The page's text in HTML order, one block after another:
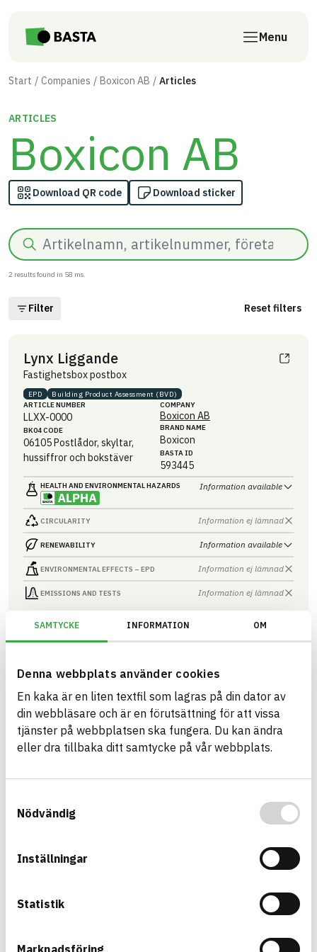
SAMTYCKE INFORMATION OM
Denna webbplats använder cookies
En kaka är en liten textfil som lagras på din dator av
din webbläsare och är en förutsättning för att vissa
tjänster på webbplatsen ska fungera. Du kan ändra
eller dra tillbaka ditt samtycke på vår webbplats.
Nödvändig
Inställningar
Statistik
Marknadsföring
Menu
Start Companies Boxicon AB Articles
ARTICLES
Boxicon AB
Download QR code Download sticker
Search
2 results found in 58 ms.
Filter Reset filters
Lynx Liggande
Fastighetsbox postbox
EPD
Building Product Assessment (BVD)
ARTICLE NUMBER
LLXX-0000
BK04 CODE
06105Postlådor, skyltar,
hussiffror och bokstäver
COMPANY
Boxicon AB
BRAND NAME
Boxicon
BASTA ID
593445
HEALTH AND ENVIRONMENTAL HAZARDS Information available
CIRCULARITY Information ej lämnad
RENEWABILITY Information available
ENVIRONMENTAL EFFECTS – EPD Information ej lämnad
EMISSIONS AND TESTS Information ej lämnad
Fastighetsbox postbox
EPD Building Product Assessment (BVD)
Product sheet
LKXXG3
BK04 CODE
06105
Postlådor, skyltar,
COMPANY
Boxicon AB
BRAND NAME
Boxicon
BASTA ID
CIRCULARITY Information ej lämnad
Information ej lämnad
Information ej lämnad